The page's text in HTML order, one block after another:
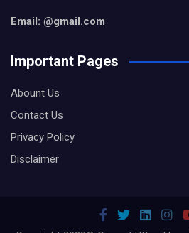
Email: @gmail.com
Important Pages
Abount Us
Contact Us
Privacy Policy
Disclaimer